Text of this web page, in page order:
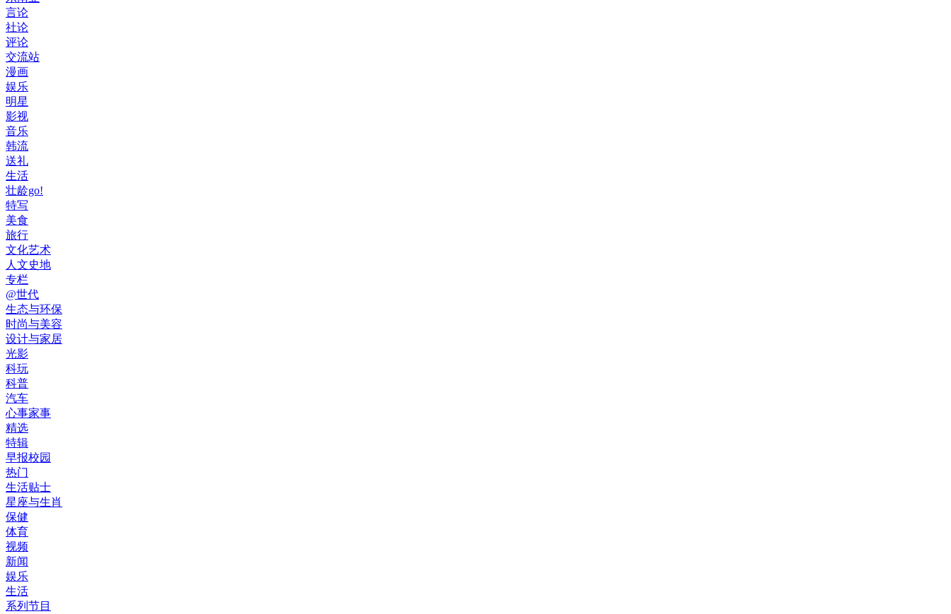
言论
社论
评论
交流站
漫画
娱乐
明星
影视
音乐
韩流
送礼
生活
壮龄go!
特写
美食
旅行
文化艺术
人文史地
专栏
@世代
生态与环保
时尚与美容
设计与家居
光影
科玩
科普
汽车
心事家事
精选
特辑
早报校园
热门
生活贴士
星座与生肖
保健
体育
视频
新闻
娱乐
生活
系列节目